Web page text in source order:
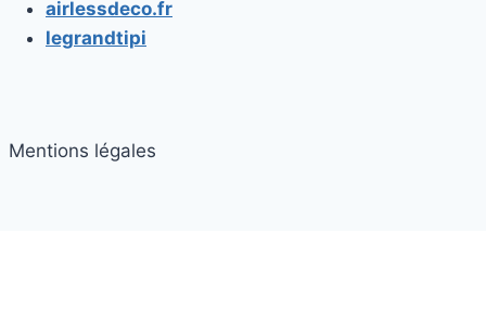
airlessdeco.fr
legrandtipi
Mentions légales